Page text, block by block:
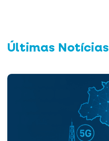
Últimas Notícias